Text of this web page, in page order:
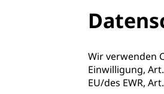
Wir verwenden
Einwilligung,
EU/des EWR,